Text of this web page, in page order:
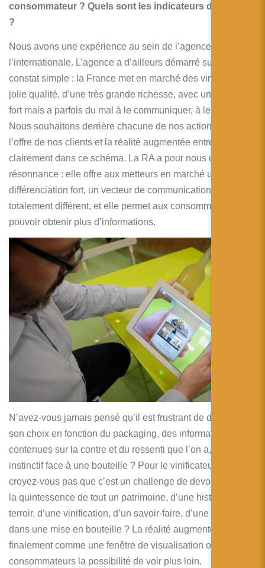
consommateur ? Quels sont les indicateurs de réussite
?
Nous avons une expérience au sein de l’agence forte à
l’internationale. L’agence a d’ailleurs démarré suite à ce
constat simple : la France met en marché des vins d’une
jolie qualité, d’une très grande richesse, avec un identitaire
fort mais a parfois du mal à le communiquer, à le marketer.
Nous souhaitons derrière chacune de nos actions valoriser
l’offre de nos clients et la réalité augmentée entre très
clairement dans ce schéma. La RA a pour nous une double
résonnance : elle offre aux metteurs en marché un outil de
différenciation fort, un vecteur de communication
totalement différent, et elle permet aux consommateurs de
pouvoir obtenir plus d’informations.
N’avez-vous jamais pensé qu’il est frustrant de devoir faire
son choix en fonction du packaging, des informations
contenues sur la contre et du ressenti que l’on a, presque
instinctif face à une bouteille ? Pour le vinificateur, ne
croyez-vous pas que c’est un challenge de devoir exprimer
la quintessence de tout un patrimoine, d’une histoire, d’un
terroir, d’une vinification, d’un savoir-faire, d’une différence
dans une mise en bouteille ? La réalité augmentée c’est
finalement comme une fenêtre de visualisation offrant aux
consommateurs la possibilité de voir plus loin.